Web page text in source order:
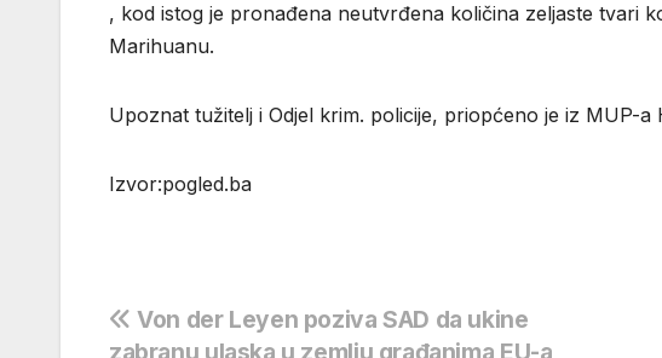
, kod istog je pronađena neutvrđena količina zeljaste tvari
Marihuanu.
Upoznat tužitelj i Odjel krim. policije, priopćeno je iz MUP-a
Izvor:pogled.ba
Navigacija
Von der Leyen poziva SAD da ukine